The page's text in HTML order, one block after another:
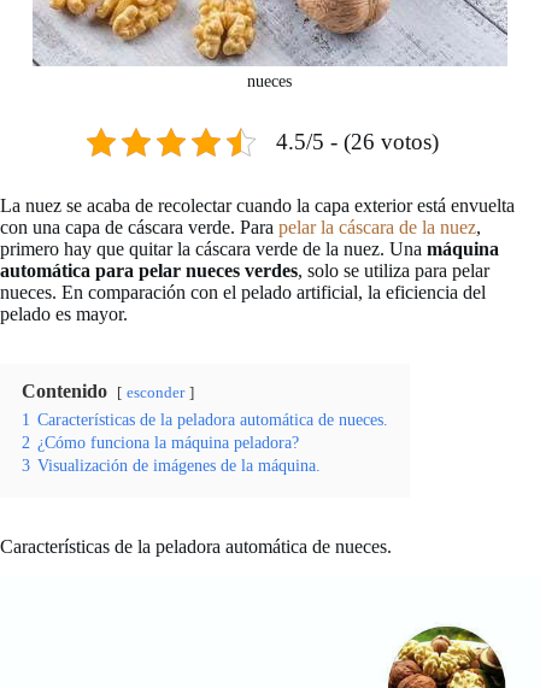
nueces
4.5/5 - (26 votos)
La nuez se acaba de recolectar cuando la capa exterior está envuelta
con una capa de cáscara verde. Para pelar la cáscara de la nuez,
primero hay que quitar la cáscara verde de la nuez. Una máquina
automática para pelar nueces verdes, solo se utiliza para pelar
nueces. En comparación con el pelado artificial, la eficiencia del
pelado es mayor.
Contenido esconder
1 Características de la peladora automática de nueces.
2 ¿Cómo funciona la máquina peladora?
3 Visualización de imágenes de la máquina.
Características de la peladora automática de nueces.